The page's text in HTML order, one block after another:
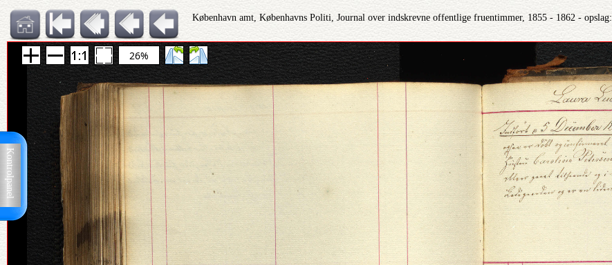
Kontrolpanel
København amt, Københavns Politi, Journal over indskrevne offentlige fruentimmer, 1855 - 1862 - opslag:
26%